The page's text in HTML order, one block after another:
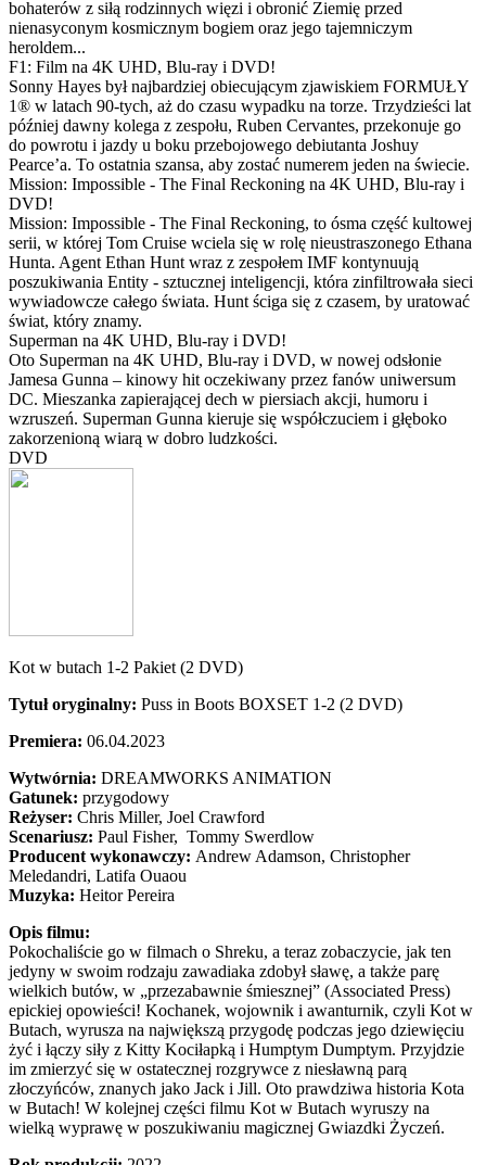
bohaterów z siłą rodzinnych więzi i obronić Ziemię przed
nienasyconym kosmicznym bogiem oraz jego tajemniczym
heroldem...
F1: Film na 4K UHD, Blu-ray i DVD!
Sonny Hayes był najbardziej obiecującym zjawiskiem FORMUŁY
1® w latach 90-tych, aż do czasu wypadku na torze. Trzydzieści lat
później dawny kolega z zespołu, Ruben Cervantes, przekonuje go
do powrotu i jazdy u boku przebojowego debiutanta Joshuy
Pearce’a. To ostatnia szansa, aby zostać numerem jeden na świecie.
Mission: Impossible - The Final Reckoning na 4K UHD, Blu-ray i
DVD!
Mission: Impossible - The Final Reckoning, to ósma część kultowej
serii, w której Tom Cruise wciela się w rolę nieustraszonego Ethana
Hunta. Agent Ethan Hunt wraz z zespołem IMF kontynuują
poszukiwania Entity - sztucznej inteligencji, która zinfiltrowała sieci
wywiadowcze całego świata. Hunt ściga się z czasem, by uratować
świat, który znamy.
Superman na 4K UHD, Blu-ray i DVD!
Oto Superman na 4K UHD, Blu-ray i DVD, w nowej odsłonie
Jamesa Gunna – kinowy hit oczekiwany przez fanów uniwersum
DC. Mieszanka zapierającej dech w piersiach akcji, humoru i
wzruszeń. Superman Gunna kieruje się współczuciem i głęboko
zakorzenioną wiarą w dobro ludzkości.
DVD
Kot w butach 1-2 Pakiet (2 DVD)
Tytuł oryginalny: Puss in Boots BOXSET 1-2 (2 DVD)
Premiera: 06.04.2023
Wytwórnia: DREAMWORKS ANIMATION
Gatunek: przygodowy
Reżyser: Chris Miller, Joel Crawford
Scenariusz: Paul Fisher, Tommy Swerdlow
Producent wykonawczy: Andrew Adamson, Christopher
Meledandri, Latifa Ouaou
Muzyka: Heitor Pereira
Opis filmu:
Pokochaliście go w filmach o Shreku, a teraz zobaczycie, jak ten
jedyny w swoim rodzaju zawadiaka zdobył sławę, a także parę
wielkich butów, w „przezabawnie śmiesznej” (Associated Press)
epickiej opowieści! Kochanek, wojownik i awanturnik, czyli Kot w
Butach, wyrusza na największą przygodę podczas jego dziewięciu
żyć i łączy siły z Kitty Kociłapką i Humptym Dumptym. Przyjdzie
im zmierzyć się w ostatecznej rozgrywce z niesławną parą
złoczyńców, znanych jako Jack i Jill. Oto prawdziwa historia Kota
w Butach! W kolejnej części filmu Kot w Butach wyruszy na
wielką wyprawę w poszukiwaniu magicznej Gwiazdki Życzeń.